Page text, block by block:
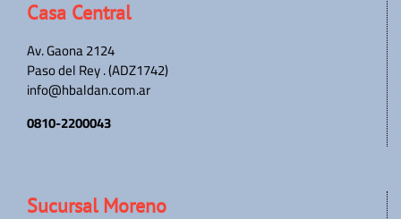
Casa Central
Av. Gaona 2124
Paso del Rey . (ADZ1742)
info@hbaldan.com.ar
0810-2200043
Sucursal Moreno